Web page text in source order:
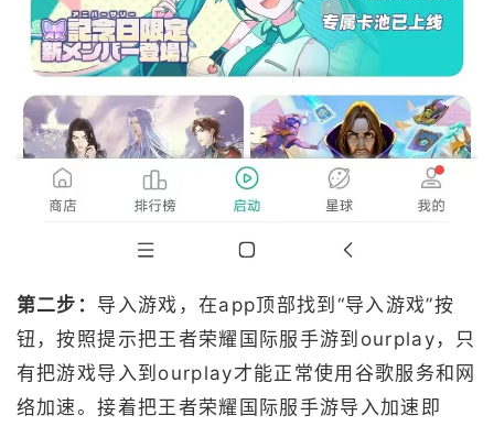
第二步： 导入游戏，在app顶部找到“导入游戏”按
钮，按照提示把王者荣耀国际服手游到ourplay，只
有把游戏导入到ourplay才能正常使用谷歌服务和网
络加速。接着把王者荣耀国际服手游导入加速即